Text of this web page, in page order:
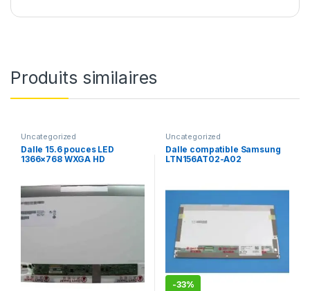
Produits similaires
Uncategorized
Dalle 15.6 pouces LED
1366×768 WXGA HD
Uncategorized
Dalle compatible Samsung
LTN156AT02-A02
-33%